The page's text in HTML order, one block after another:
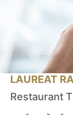
LAUREAT
Restaurant